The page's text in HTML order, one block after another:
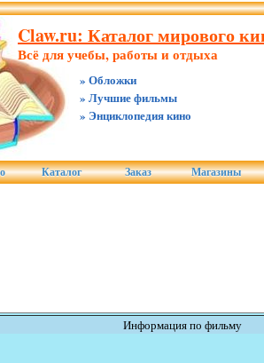
Claw.ru: Каталог мирового
Всё для учебы, работы и отдыха
» Обложки
» Лучшие фильмы
» Энциклопедия кино
Каталог Заказ Магазины
Информация по фильму